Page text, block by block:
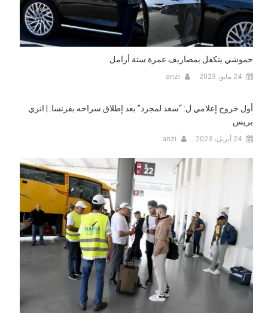
حموشي يتكفل بمصاريف عمرة ستة أرامل
24 مايو، 2023 anzi
أول خروج إعلامي ل: “سعد لمجرد” بعد إطلاق سراحه بفرنسا. | انزي
بريس
24 أبريل، 2023 anzi